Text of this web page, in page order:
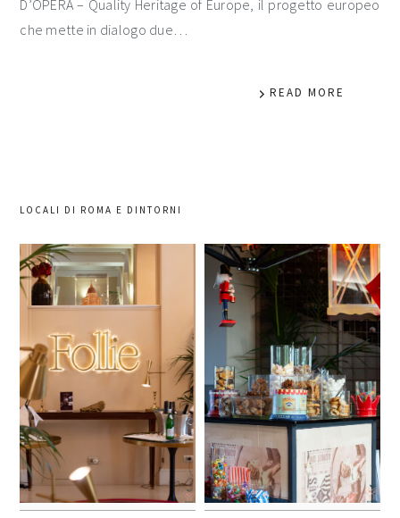
D’OPERA – Quality Heritage of Europe, il progetto europeo
che mette in dialogo due…
READ MORE
LOCALI DI ROMA E DINTORNI